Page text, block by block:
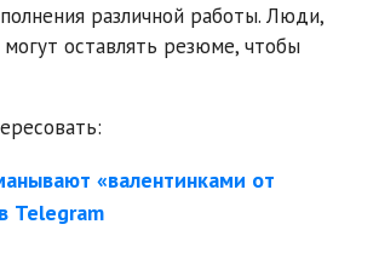
различной работы. Люди,
оставлять резюме, чтобы
«валентинками от
Telegram